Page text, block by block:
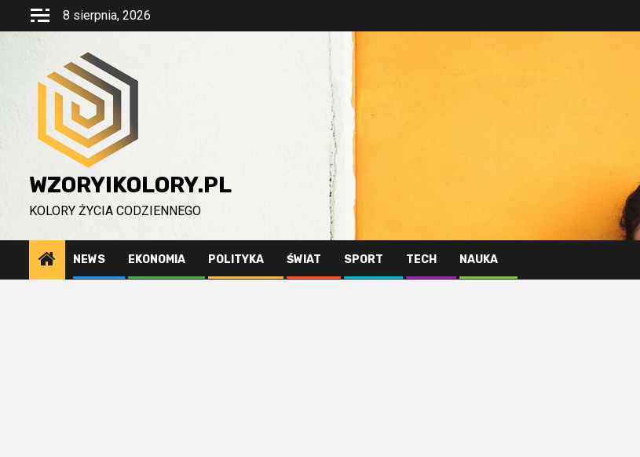
Przejdź
8 sierpnia, 2026
WZORYIKOLORY.PL
KOLORY ŻYCIA CODZIENNEGO
NEWS EKONOMIA POLITYKA ŚWIAT SPORT TECH NAUKA